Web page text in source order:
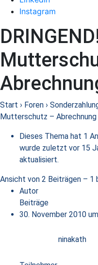
Instagram
Start › Foren ›
Mutterschutz – Abrechnung
Dieses Thema hat 1
wurde zuletzt vor 15
aktualisiert.
Ansicht von 2 Beiträgen – 1
Autor
Beiträge
30. November 2010
ninakath